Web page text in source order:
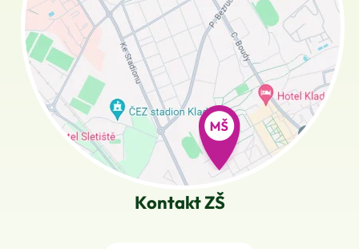
Kontakt ZŠ